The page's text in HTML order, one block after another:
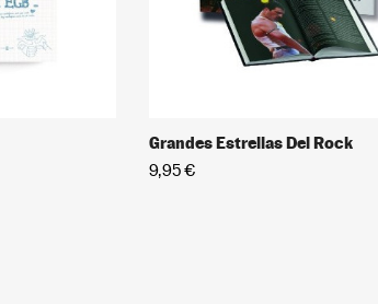
Grandes Estrellas Del Rock
9,95 €